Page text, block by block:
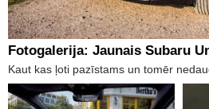
Fotogalerija: Jaunais Subaru
Kaut kas ļoti pazīstams un tomēr